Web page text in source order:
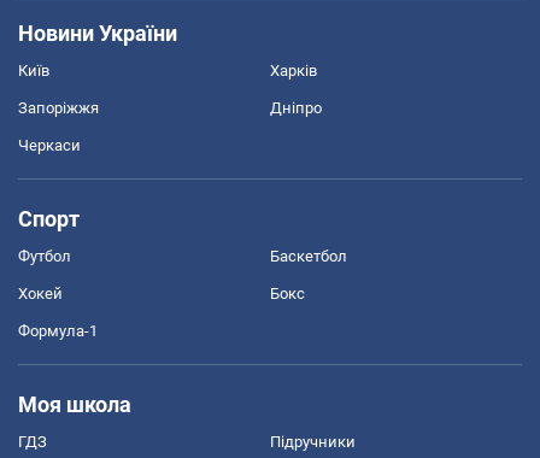
Новини України
Київ Харків
Запоріжжя Дніпро
Черкаси
Спорт
Футбол Баскетбол
Хокей Бокс
Формула-1
Моя школа
ГДЗ Підручники